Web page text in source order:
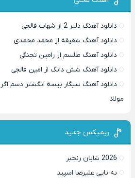
دانلود آهنگ دلبر 2 از شهاب فالجی
دانلود آهنگ شقیقه از محمد محمدی
دانلود آهنگ طلسم از رامین تجنگی
دانلود آهنگ شش دانگ از امین فالجی
دانلود آهنگ سیگار بیسه انگشتر دسم
مولاد
ریمیکس جدید
2026 شایان رنجبر
نه تایی علیرضا اسپید